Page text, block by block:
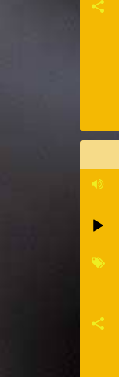
Audio-
Player